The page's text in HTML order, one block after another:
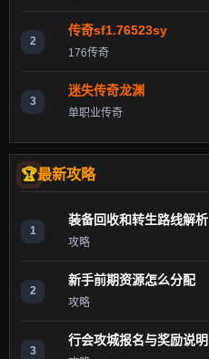
2
传奇sf1.76523sy
176传奇
3
迷失传奇龙渊
单职业传奇
最新攻略
1
装备回收和转生路线解析
攻略
2
新手前期资源怎么分配
攻略
3
行会攻城报名与奖励说明